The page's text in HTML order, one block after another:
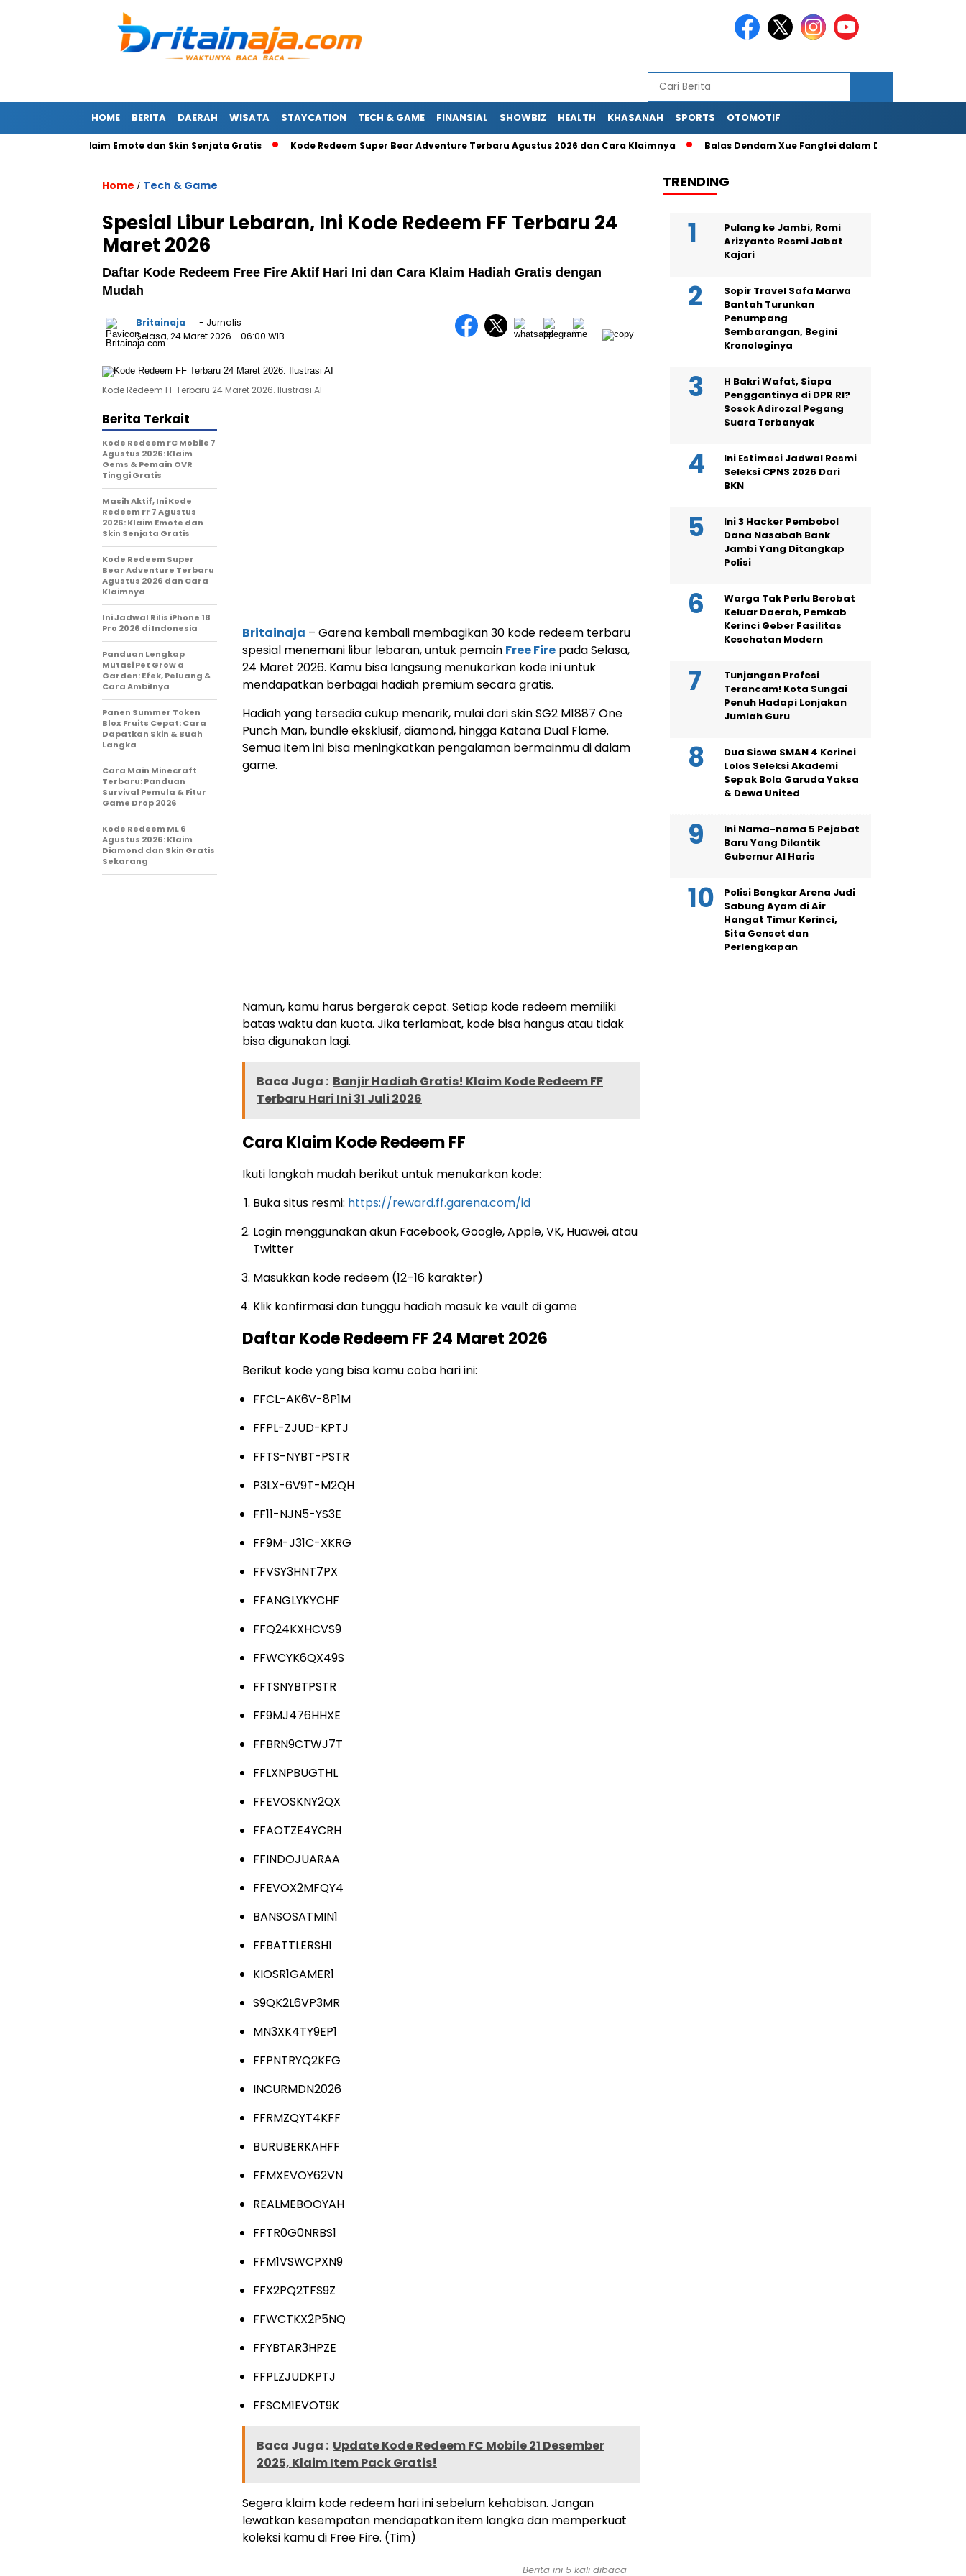
HOME BERITA DAERAH WISATA STAYCATION TECH & GAME FINANSIAL SHOWBIZ HEALTH KHASANAH SPORTS OTOMOTIF
2026: Klaim Emote dan Skin Senjata Gratis Kode Redeem Super Bear Adventure Terbaru Agustus 2026 dan Cara Klaimnya Balas Dendam Xue Fangfei dalam Drama China The
Home / Tech & Game
Spesial Libur Lebaran, Ini Kode Redeem FF Terbaru 24
Maret 2026
Daftar Kode Redeem Free Fire Aktif Hari Ini dan Cara Klaim Hadiah Gratis dengan
Mudah
Britainaja
- Jurnalis
Selasa, 24 Maret 2026 - 06:00 WIB
Kode Redeem FF Terbaru 24 Maret 2026. Ilustrasi AI
Britainaja – Garena kembali membagikan 30 kode redeem terbaru
spesial menemani libur lebaran, untuk pemain Free Fire pada Selasa,
24 Maret 2026. Kamu bisa langsung menukarkan kode ini untuk
mendapatkan berbagai hadiah premium secara gratis.
Hadiah yang tersedia cukup menarik, mulai dari skin SG2 M1887 One
Punch Man, bundle eksklusif, diamond, hingga Katana Dual Flame.
Semua item ini bisa meningkatkan pengalaman bermainmu di dalam
game.
Namun, kamu harus bergerak cepat. Setiap kode redeem memiliki
batas waktu dan kuota. Jika terlambat, kode bisa hangus atau tidak
bisa digunakan lagi.
Baca Juga : Banjir Hadiah Gratis! Klaim Kode Redeem FF
Terbaru Hari Ini 31 Juli 2026
Cara Klaim Kode Redeem FF
Ikuti langkah mudah berikut untuk menukarkan kode:
Buka situs resmi: https://reward.ff.garena.com/id
Login menggunakan akun Facebook, Google, Apple, VK, Huawei, atau
Twitter
Masukkan kode redeem (12–16 karakter)
Klik konfirmasi dan tunggu hadiah masuk ke vault di game
Daftar Kode Redeem FF 24 Maret 2026
Berikut kode yang bisa kamu coba hari ini:
FFCL-AK6V-8P1M
FFPL-ZJUD-KPTJ
FFTS-NYBT-PSTR
P3LX-6V9T-M2QH
FF11-NJN5-YS3E
FF9M-J31C-XKRG
FFVSY3HNT7PX
FFANGLYKYCHF
FFQ24KXHCVS9
FFWCYK6QX49S
FFTSNYBTPSTR
FF9MJ476HHXE
FFBRN9CTWJ7T
FFLXNPBUGTHL
FFEVOSKNY2QX
FFAOTZE4YCRH
FFINDOJUARAA
FFEVOX2MFQY4
BANSOSATMIN1
FFBATTLERSH1
KIOSR1GAMER1
S9QK2L6VP3MR
MN3XK4TY9EP1
FFPNTRYQ2KFG
INCURMDN2026
FFRMZQYT4KFF
BURUBERKAHFF
FFMXEVOY62VN
REALMEBOOYAH
FFTR0G0NRBS1
FFM1VSWCPXN9
FFX2PQ2TFS9Z
FFWCTKX2P5NQ
FFYBTAR3HPZE
FFPLZJUDKPTJ
FFSCM1EVOT9K
Baca Juga : Update Kode Redeem FC Mobile 21 Desember
2025, Klaim Item Pack Gratis!
Segera klaim kode redeem hari ini sebelum kehabisan. Jangan
lewatkan kesempatan mendapatkan item langka dan memperkuat
koleksi kamu di Free Fire. (Tim)
Berita Terkait
Kode Redeem FC Mobile 7
Agustus 2026: Klaim
Gems & Pemain OVR
Tinggi Gratis
Masih Aktif, Ini Kode
Redeem FF 7 Agustus
2026: Klaim Emote dan
Skin Senjata Gratis
Kode Redeem Super
Bear Adventure Terbaru
Agustus 2026 dan Cara
Klaimnya
Ini Jadwal Rilis iPhone 18
Pro 2026 di Indonesia
Panduan Lengkap
Mutasi Pet Grow a
Garden: Efek, Peluang &
Cara Ambilnya
Panen Summer Token
Blox Fruits Cepat: Cara
Dapatkan Skin & Buah
Langka
Cara Main Minecraft
Terbaru: Panduan
Survival Pemula & Fitur
Game Drop 2026
Kode Redeem ML 6
Agustus 2026: Klaim
Diamond dan Skin Gratis
Sekarang
Berita ini 5 kali dibaca
TRENDING
Pulang ke Jambi, Romi
Arizyanto Resmi Jabat
Kajari
Sopir Travel Safa Marwa
Bantah Turunkan
Penumpang
Sembarangan, Begini
Kronologinya
H Bakri Wafat, Siapa
Penggantinya di DPR RI?
Sosok Adirozal Pegang
Suara Terbanyak
Ini Estimasi Jadwal Resmi
Seleksi CPNS 2026 Dari
BKN
Ini 3 Hacker Pembobol
Dana Nasabah Bank
Jambi Yang Ditangkap
Polisi
Warga Tak Perlu Berobat
Keluar Daerah, Pemkab
Kerinci Geber Fasilitas
Kesehatan Modern
Tunjangan Profesi
Terancam! Kota Sungai
Penuh Hadapi Lonjakan
Jumlah Guru
Dua Siswa SMAN 4 Kerinci
Lolos Seleksi Akademi
Sepak Bola Garuda Yaksa
& Dewa United
Ini Nama-nama 5 Pejabat
Baru Yang Dilantik
Gubernur Al Haris
Polisi Bongkar Arena Judi
Sabung Ayam di Air
Hangat Timur Kerinci,
Sita Genset dan
Perlengkapan